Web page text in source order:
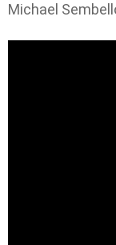
Michael